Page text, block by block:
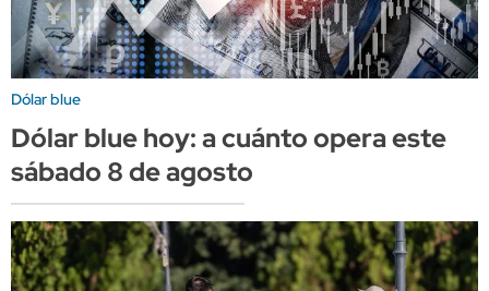
Dólar blue
Dólar blue hoy: a cuánto opera este
sábado 8 de agosto